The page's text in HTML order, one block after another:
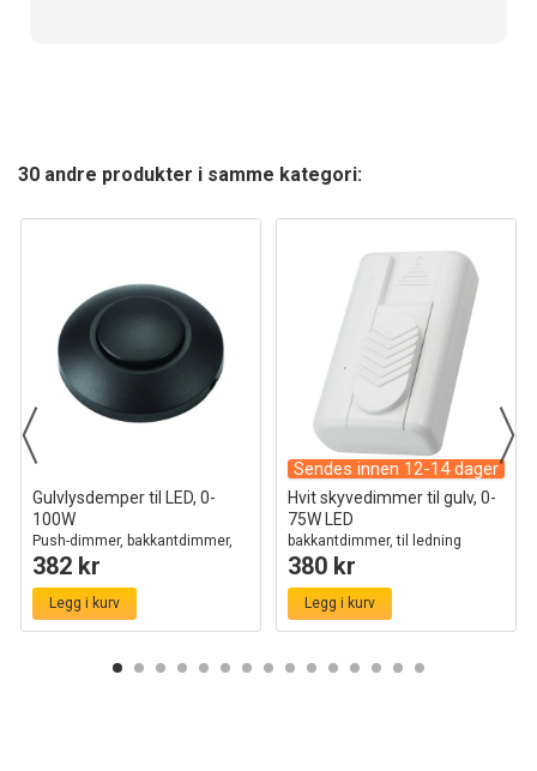
30 andre produkter i samme kategori:
Gulvlysdemper til LED, 0-
100W
Push-dimmer, bakkantdimmer,
sort
382 kr
Legg i kurv
Sendes innen 12-14 dager
Hvit skyvedimmer til gulv, 0-
75W LED
bakkantdimmer, til ledning
380 kr
Legg i kurv